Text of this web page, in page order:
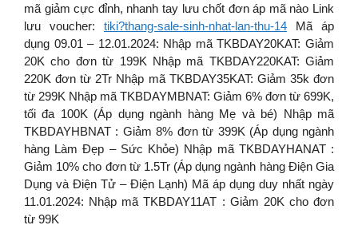
mã giảm cực đỉnh, nhanh tay lưu chốt đơn áp mã nào Link
lưu voucher: tiki?thang-sale-sinh-nhat-lan-thu-14 Mã áp
dụng 09.01 – 12.01.2024: Nhập mã TKBDAY20KAT: Giảm
20K cho đơn từ 199K Nhập mã TKBDAY220KAT: Giảm
220K đơn từ 2Tr Nhập mã TKBDAY35KAT: Giảm 35k đơn
từ 299K Nhập mã TKBDAYMBNAT: Giảm 6% đơn từ 699K,
tối đa 100K (Áp dụng ngành hàng Mẹ và bé) Nhập mã
TKBDAYHBNAT : Giảm 8% đơn từ 399K (Áp dụng ngành
hàng Làm Đẹp – Sức Khỏe) Nhập mã TKBDAYHANAT :
Giảm 10% cho đơn từ 1.5Tr (Áp dụng ngành hàng Điện Gia
Dụng và Điện Tử – Điện Lạnh) Mã áp dụng duy nhất ngày
11.01.2024: Nhập mã TKBDAY11AT : Giảm 20K cho đơn
từ 99K